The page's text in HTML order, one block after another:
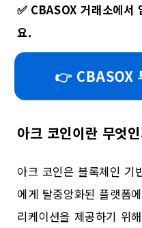
✅ CBASOX 거래소에서
요.
👉 CBASOX
아크 코인이란 무엇
아크 코인은 블록체인 기
에게 탈중앙화된 플랫폼
리케이션을 제공하기 위